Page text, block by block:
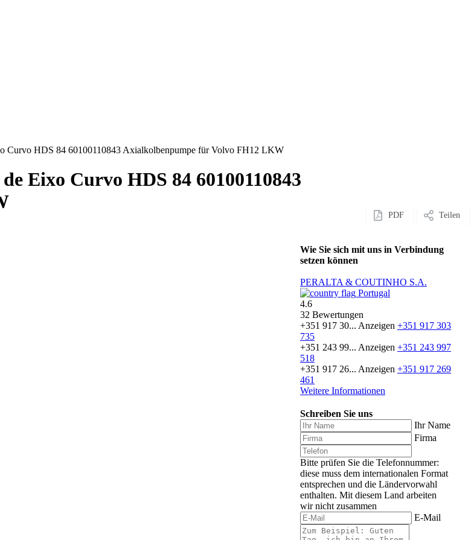
Curvo HDS 84 60100110843 Axialkolbenpumpe für Volvo FH12 LKW
Eixo Curvo HDS 84 60100110843
PDF Teilen
Wie Sie sich mit uns in Verbindung
setzen können
PERALTA & COUTINHO S.A.
Portugal
4.6
32 Bewertungen
+351 917 30... Anzeigen +351 917 303
735
+351 243 99... Anzeigen +351 243 997
518
+351 917 26... Anzeigen +351 917 269
461
Weitere Informationen
Schreiben Sie uns
Ihr Name
Firma
Bitte prüfen Sie die Telefonnummer:
diese muss dem internationalen Format
entsprechen und die Ländervorwahl
enthalten. Mit diesem Land arbeiten
wir nicht zusammen
E-Mail